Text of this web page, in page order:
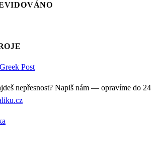
Post
nepřesnost? Napiš nám — opravíme do 24